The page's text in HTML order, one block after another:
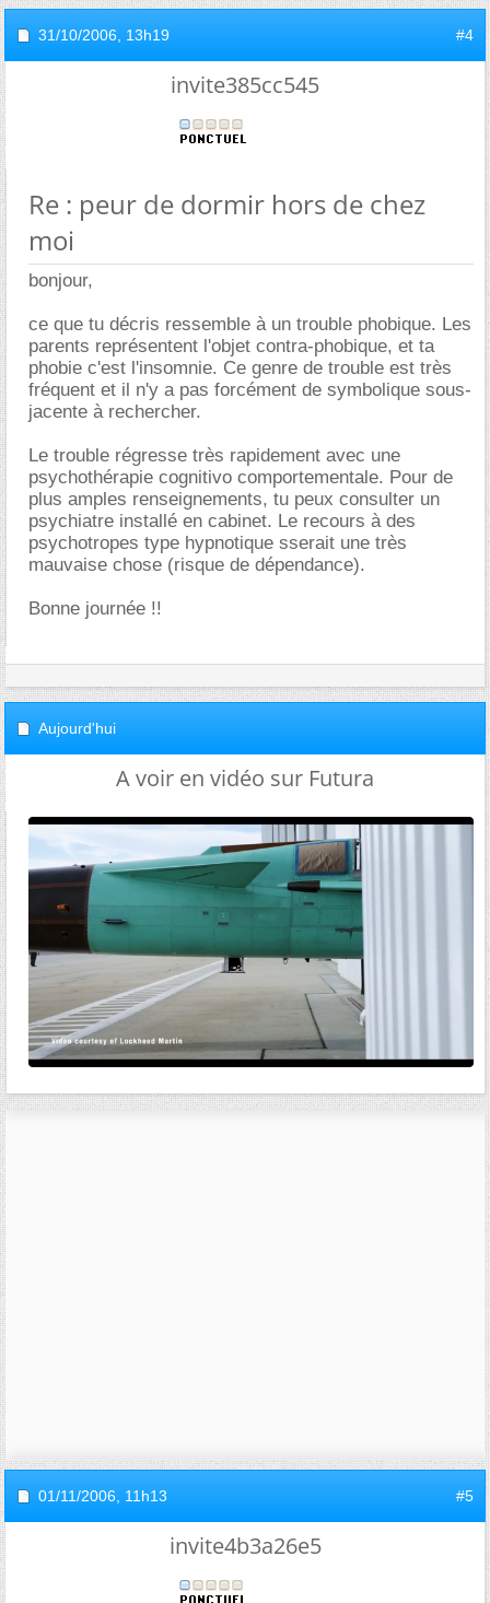
31/10/2006, 13h19 #4
invite385cc545
Re : peur de dormir hors de chez
moi
bonjour,
ce que tu décris ressemble à un trouble phobique. Les
parents représentent l'objet contra-phobique, et ta
phobie c'est l'insomnie. Ce genre de trouble est très
fréquent et il n'y a pas forcément de symbolique sous-
jacente à rechercher.
Le trouble régresse très rapidement avec une
psychothérapie cognitivo comportementale. Pour de
plus amples renseignements, tu peux consulter un
psychiatre installé en cabinet. Le recours à des
psychotropes type hypnotique sserait une très
mauvaise chose (risque de dépendance).
Bonne journée !!
Aujourd'hui
A voir en vidéo sur Futura
01/11/2006, 11h13 #5
invite4b3a26e5